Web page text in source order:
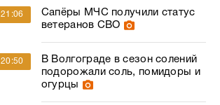
21:06
Сапёры МЧС получили статус
ветеранов СВО
20:50
В Волгограде в сезон солений
подорожали соль, помидоры и
огурцы